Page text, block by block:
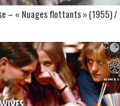
– « Nuages flottants » (1955) /